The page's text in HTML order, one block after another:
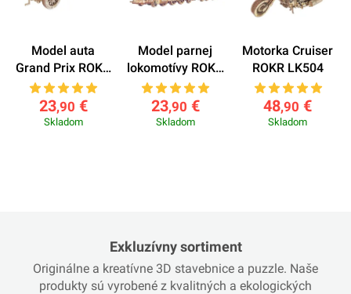
Model auta
Grand Prix ROKR
MC401
23,90 €
Skladom
Model parnej
lokomotívy ROKR
MC501
23,90 €
Skladom
Motorka Cruiser
ROKR LK504
48,90 €
Skladom
Exkluzívny sortiment
Originálne a kreatívne 3D stavebnice a puzzle. Naše
produkty sú vyrobené z kvalitných a ekologických